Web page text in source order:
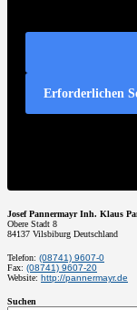
Erforderlichen
Josef Pannermayr Inh. Klaus
Obere Stadt 8
84137 Vilsbiburg Deutschland
Telefon: (08741) 9607-0
Fax: (08741) 9607-20
Website: http://pannermayr.de
Suchen